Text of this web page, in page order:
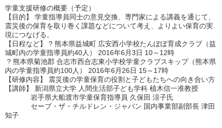
学童支援研修の概要（予定）
【目的】
学童指導員同士の意見交換、専門家による講義を通じて、
震災後の保育を取り巻く課題などについて考え、よりよい保育の実
現につなげる。
【日程など】
? 熊本県益城町 広安西小学校たんぽぽ育成クラブ（益
城町内の学童指導員約40人） 2016年6 月3日 10～ 12時
? 熊本県菊池郡 合志市西合志東小学校学童クラブスキップ（熊本県
内の学童指導員約100人） 2016年6 月 26日 15～ 17時
【研修内容】
震災後の学童保育の役割と子どもたちへの向き合い方
【講師】
新潟県立大学 人間生活部子ども学科 植木信一准教授
岩手県大船渡市学童保育指導員 久保田 涼子氏
セーブ・ザ・チルドレン・ジャパン 国内事業部副部長 津田
知子